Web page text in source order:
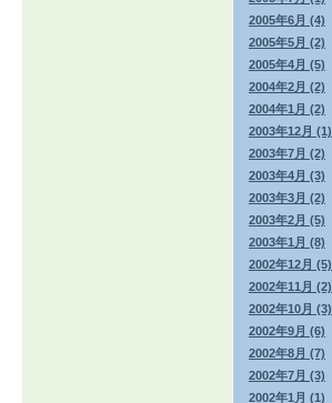
2005年6月 (4)
2005年5月 (2)
2005年4月 (5)
2004年2月 (2)
2004年1月 (2)
2003年12月 (1)
2003年7月 (2)
2003年4月 (3)
2003年3月 (2)
2003年2月 (5)
2003年1月 (8)
2002年12月 (5)
2002年11月 (2)
2002年10月 (3)
2002年9月 (6)
2002年8月 (7)
2002年7月 (3)
2002年1月 (1)